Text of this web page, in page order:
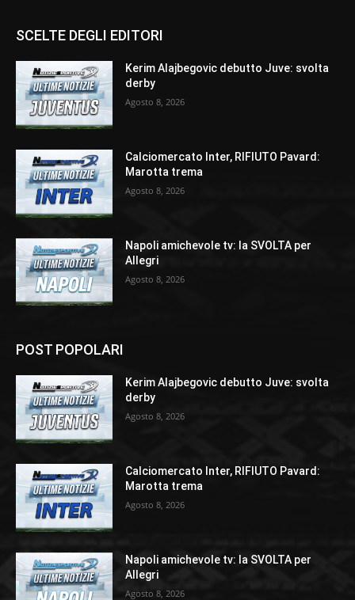
SCELTE DEGLI EDITORI
Kerim Alajbegovic debutto Juve: svolta
derby
Agosto 8, 2026
Calciomercato Inter, RIFIUTO Pavard:
Marotta trema
Agosto 8, 2026
Napoli amichevole tv: la SVOLTA per
Allegri
Agosto 8, 2026
POST POPOLARI
Kerim Alajbegovic debutto Juve: svolta
derby
Agosto 8, 2026
Calciomercato Inter, RIFIUTO Pavard:
Marotta trema
Agosto 8, 2026
Napoli amichevole tv: la SVOLTA per
Allegri
Agosto 8, 2026